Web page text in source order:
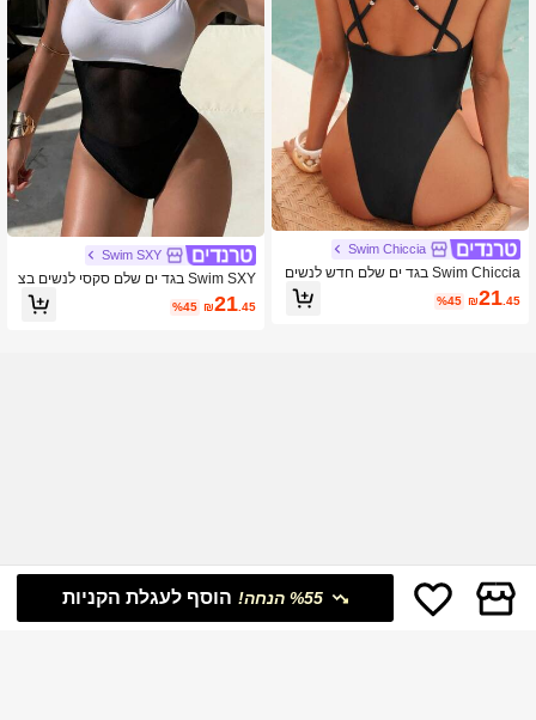
Swim Chiccia
Swim Chiccia בגד ים שלם חדש לנשים
עם צווארון V עמוק וגב פתוח, בצבע אחיד
₪21.45
%45
Swim SXY
Swim SXY בגד ים שלם סקסי לנשים בצ
בע שחור ולבן עם רשת טקסטורה, מתאי
ם לחופשת חוף, אביב/קיץ/סתיו
₪21.45
%45
%55 הנחה! הוסף לעגלת הקניות